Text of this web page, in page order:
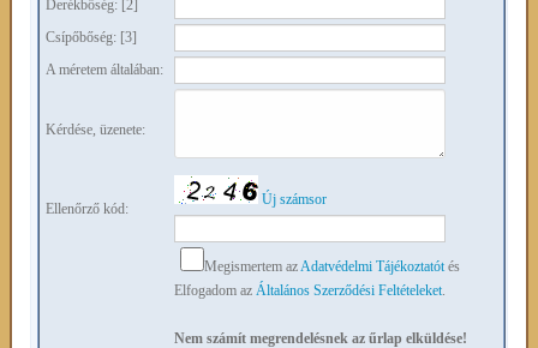
Derékbőség: [2]
Csípőbőség: [3]
A méretem általában:
Kérdése, üzenete:
Ellenőrző kód:
Új számsor
Megismertem azAdatvédelmi Tájékoztatótés
Elfogadom az Általános Szerződési Feltételeket.
Nem számít megrendelésnek az űrlap elküldése!